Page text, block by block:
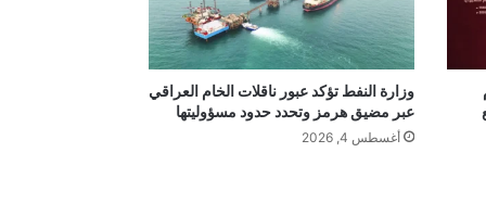
وزارة النفط تؤكد عبور ناقلات الخام العراقي
عبر مضيق هرمز وتحدد حدود مسؤوليتها
أغسطس 4, 2026